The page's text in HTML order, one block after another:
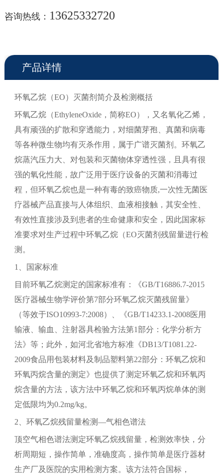
咨询热线： 13625332720
产品详情
环氧乙烷（EO）灭菌剂简介及检测概括
环氧乙烷（EthyleneOxide，简称EO），又名氧化乙烯，
具有顽强的扩散和穿透能力，对细菌芽孢、真菌和病毒
等各种微生物均有灭杀作用，属于广谱灭菌剂。环氧乙
烷蒸汽压力大、对包装和灭菌物体穿透性强，且具有很
强的氧化性能，故广泛用于医疗设备的灭菌和消毒过
程，但环氧乙烷也是一种有毒的致癌物质,一次性无菌医
疗器械产品直接与人体组织、血液相接触，其安全性、
有效性直接涉及到患者的生命健康和安全，因此国家标
准要求对生产过程中环氧乙烷（EO灭菌剂残留量进行检
测。
1、国家标准
目前环氧乙烷测定的国家标准有：《GB/T16886.7-2015
医疗器械生物学评价第7部分环氧乙烷灭菌残留量》
（等效于ISO10993-7:2008）、《GB/T14233.1-2008医用
输液、输血、注射器具检验方法第1部分：化学分析方
法》等；此外，如河北省地方标准《DB13/T1081.22-
2009食品用包装材料及制品塑料第22部分：环氧乙烷和
环氧丙烷含量的测定》也提供了测定环氧乙烷和环氧丙
烷含量的方法，该方法中环氧乙烷和环氧丙烷单体的测
定低限均为0.2mg/kg。
2、环氧乙烷残留量检测—气相色谱法
顶空气相色谱法测定环氧乙烷残留量，检测效率快，分
析周期短，操作简单，准确度高，操作简单是医疗器材
生产厂及医院的实用检测方案。该方法符合国标，